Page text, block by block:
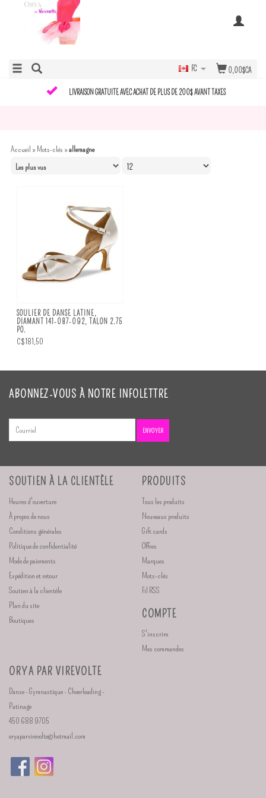
0,00$CA
FC
LIVRAISON GRATUITE AVEC ACHAT DE PLUS DE 200$ AVANT TAXES
Accueil »Mots-clés »allemagne
SOULIER DE DANSE LATINE,
DIAMANT 141-087-092, TALON 2.75
PO.
C$181,50
ABONNEZ-VOUS À NOTRE INFOLETTRE
ENVOYER
SOUTIEN À LA CLIENTÈLE
Heures d'ouverture
À propos de nous
Conditions générales
Politique de confidentialité
Mode de paiements
Expédition et retour
Soutien à la clientèle
Plan du site
Boutiques
PRODUITS
Tous les produits
Nouveaux produits
Gift cards
Offres
Marques
Mots-clés
Fil RSS
COMPTE
S'inscrire
Mes commandes
ORYA PAR VIREVOLTE
Danse - Gymnastique - Cheerleading -
Patinage
450 688 9705
oryaparvirevolte@hotmail.com